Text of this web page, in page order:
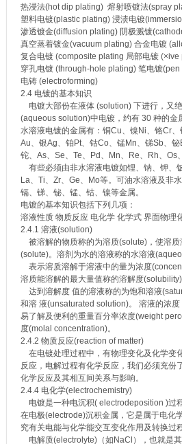
热浸法(hot dip plating) 熔射喷镀法(spray
塑料电镀(plastic plating) 浸渍电镀
渗透镀金(diffusion plating) 阴极溅镀
真空蒸着镀金(vacuum plating) 合金电镀
复合电镀 (composite plating 局部电镀 (×ive
穿孔电镀 (through-hole plating) 笔电镀
电铸 (electroforming)
2.4 电镀的基本知识
电镀大部份在液体 (solution) 下进行，又
(aqueous solution)中电镀，约有 30 种的金
水溶液电镀的金属有：铜Cu、镍Ni、铬Cr
Au、银Ag、铂Pt、钴Co、锰Mn、锑Sb、铋
铊、As、Se、Te、Pd、Mn、Re、Rh、Os
有些必须由非水溶液电镀如锂、钠、钾、
La、Ti、Zr、Ge、Mo等。可油水溶液及非
镉、锑、铋、锰、钴、镍等金属。
电镀的基本知识包括下列几项：
溶液性质 物质反应 电化学 化学式 界面物理
2.4.1 溶液(solution)
被溶解的物质称的为溶质(solute)，使溶质
(solute)。溶剂为水的溶液称的水溶液
表示溶质溶解于溶液中的量为浓度
溶质能溶解的最大量值称的溶解度(solubility)
达到溶解度 值的溶液称的为饱和溶液
和溶 液(unsaturated solution)。 溶液的浓
易了解及便利的重量百分率浓度(weight
度(molal concentration)。
2.4.2 物质反应(reaction of matter)
在电镀处理过程中，有物理变化及化学变
反应，电解过程有化学反应，我们必须充份
化学反应及其相互间关系与影响。
2.4.4 电化学(electrochemistry)
电镀是一种电沉积( electrodeposition )过
在电极(electrode)沉积金属，它是属于电化
究有关电能与化学能交互变化作用及转换过程
电解质(electrolyte)（如NaCl），也就是其